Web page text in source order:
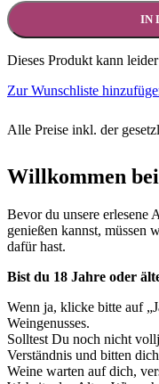
IN
Dieses Produkt kann
Zur Wunschliste
Alle Preise inkl. der
Willkommen
Bevor du unsere erlesene
genießen kannst, müssen
dafür hast.
Bist du 18 Jahre oder
Wenn ja, klicke bitte auf
Weingenusses.
Solltest Du noch nicht
Verständnis und bitten
Weine warten auf dich,